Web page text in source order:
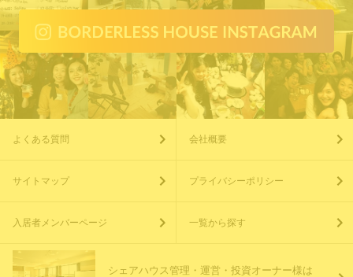
よくある質問 会社概要
サイトマップ プライバシーポリシー
入居者メンバーページ 一覧から探す
シェアハウス管理・運営・投資オーナー様は